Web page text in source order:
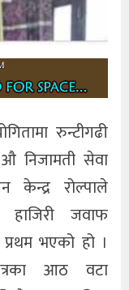
रुन्टीगढी
निजामती सेवा
केन्द्र रोल्पाले
जवाफ
प्रथम भएको हो ।
आठ वटा